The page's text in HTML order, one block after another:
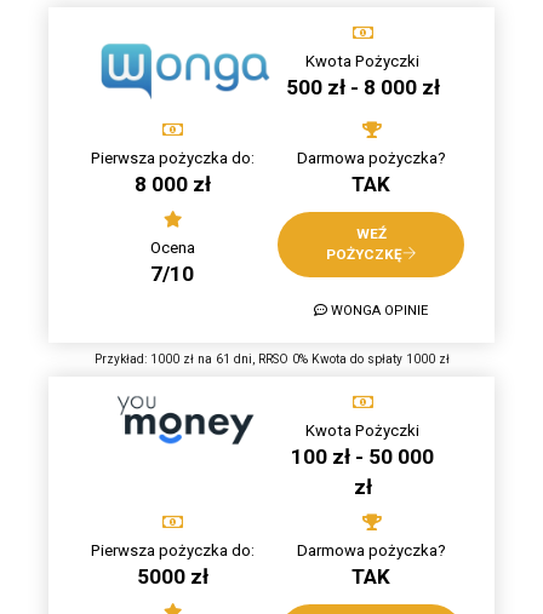
Kwota Pożyczki
500 zł - 8 000 zł
Pierwsza pożyczka do:
8 000 zł
Darmowa pożyczka?
TAK
Ocena
7/10
WEŹ
POŻYCZKĘ
WONGA OPINIE
Przykład: 1000 zł na 61 dni, RRSO 0% Kwota do spłaty 1000 zł
Kwota Pożyczki
100 zł - 50 000
zł
Pierwsza pożyczka do:
5000 zł
Darmowa pożyczka?
TAK